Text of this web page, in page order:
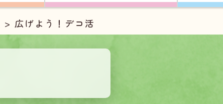
> 広げよう！デコ活